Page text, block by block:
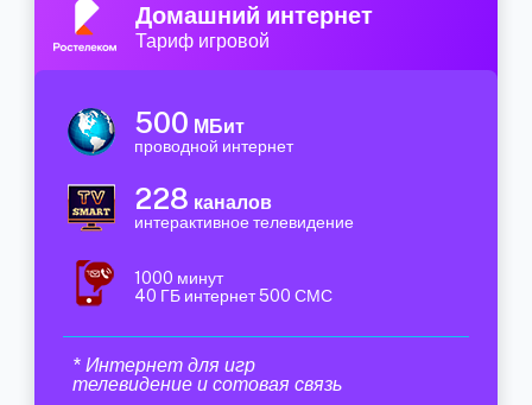
Домашний интернет
Тариф игровой
500 МБит
проводной интернет
228 каналов
интерактивное телевидение
1000 минут
40 ГБ интернет 500 СМС
* Интернет для игр
телевидение и сотовая связь